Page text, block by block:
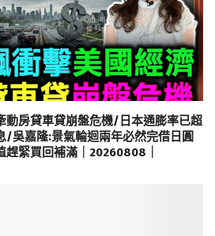
動房貸車貸崩盤危機/日本通膨率已超
/吳嘉隆:景氣輪迴兩年必然完借日圓
緊買回補滿｜20260808｜